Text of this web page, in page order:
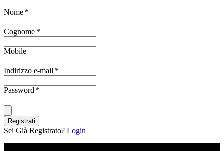
Nome *
Cognome *
Mobile
Indirizzo e-mail *
Password *
Registrati
Sei Già Registrato? Login